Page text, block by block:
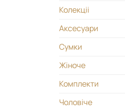
Колекціі
Аксесуари
Сумки
Жіноче
Комплекти
Чоловіче